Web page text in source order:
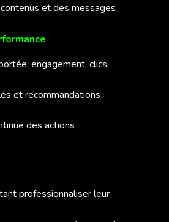
et des messages
engagement, clics,
et recommandations
des actions
professionnaliser leur